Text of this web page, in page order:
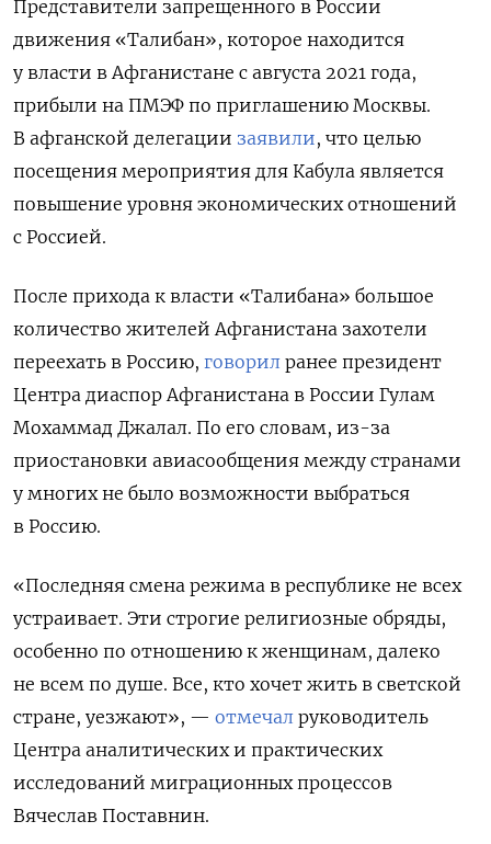
Представители запрещенного в России
движения «Талибан», которое находится
у власти в Афганистане с августа 2021 года,
прибыли на ПМЭФ по приглашению Москвы.
В афганской делегации заявили, что целью
посещения мероприятия для Кабула является
повышение уровня экономических отношений
с Россией.
После прихода к власти «Талибана» большое
количество жителей Афганистана захотели
переехать в Россию, говорил ранее президент
Центра диаспор Афганистана в России Гулам
Мохаммад Джалал. По его словам, из-за
приостановки авиасообщения между странами
у многих не было возможности выбраться
в Россию.
«Последняя смена режима в республике не всех
устраивает. Эти строгие религиозные обряды,
особенно по отношению к женщинам, далеко
не всем по душе. Все, кто хочет жить в светской
стране, уезжают», — отмечал руководитель
Центра аналитических и практических
исследований миграционных процессов
Вячеслав Поставнин.